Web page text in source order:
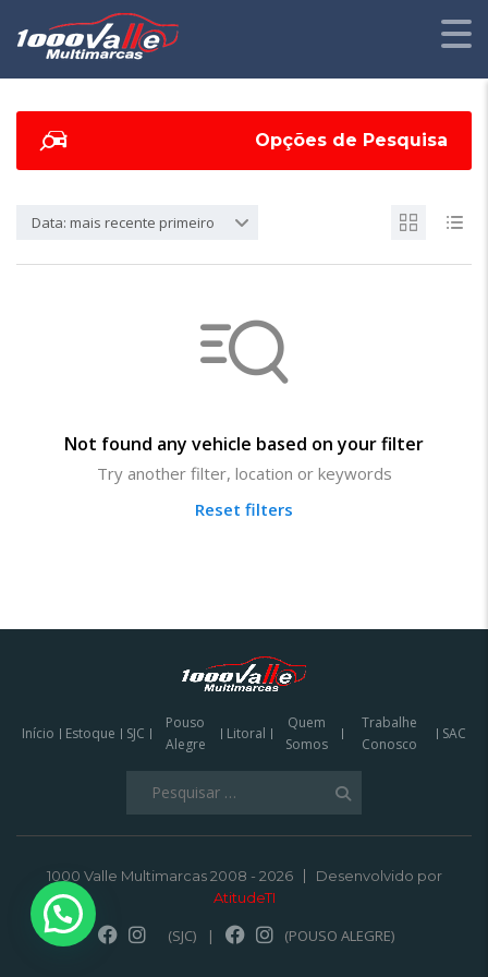
Opções de Pesquisa
Data: mais recente primeiro
Not found any vehicle based on your filter
Try another filter, location or keywords
Reset filters
Início Estoque SJC
Pouso
Alegre
Litoral
Quem
Somos
Trabalhe
Conosco
SAC
1000 Valle Multimarcas 2008 - 2026
Desenvolvido por
AtitudeTI
(SJC) | (POUSO ALEGRE)